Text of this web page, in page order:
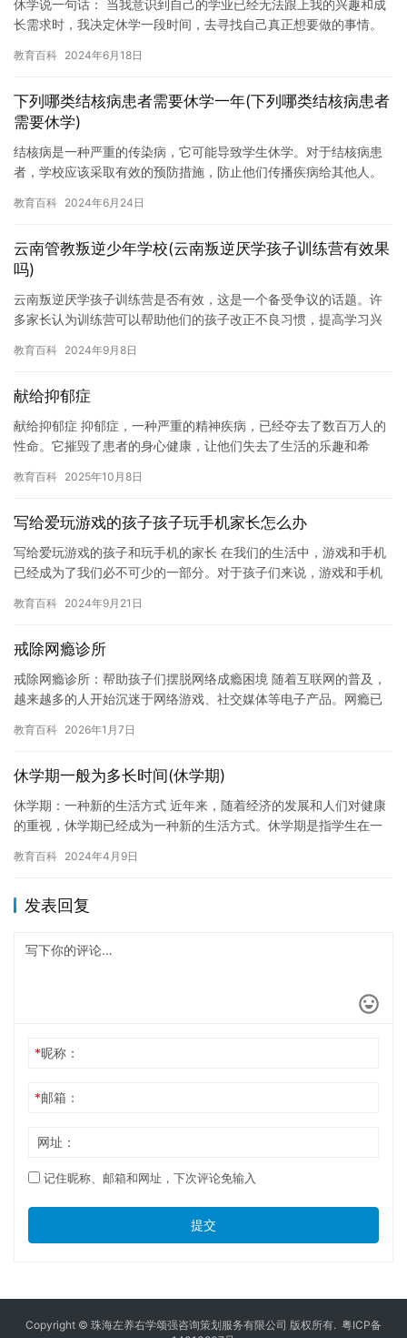
休学说一句话： 当我意识到自己的学业已经无法跟上我的兴趣和成
长需求时，我决定休学一段时间，去寻找自己真正想要做的事情。
来，…
教育百科 2024年6月18日
下列哪类结核病患者需要休学一年(下列哪类结核病患者
需要休学)
结核病是一种严重的传染病，它可能导致学生休学。对于结核病患
者，学校应该采取有效的预防措施，防止他们传播疾病给其他人。
自己…
教育百科 2024年6月24日
云南管教叛逆少年学校(云南叛逆厌学孩子训练营有效果
吗)
云南叛逆厌学孩子训练营是否有效，这是一个备受争议的话题。许
多家长认为训练营可以帮助他们的孩子改正不良习惯，提高学习兴
么，云…
教育百科 2024年9月8日
献给抑郁症
献给抑郁症 抑郁症，一种严重的精神疾病，已经夺去了数百万人的
性命。它摧毁了患者的身心健康，让他们失去了生活的乐趣和希
黑暗…
教育百科 2025年10月8日
写给爱玩游戏的孩子孩子玩手机家长怎么办
写给爱玩游戏的孩子和玩手机的家长 在我们的生活中，游戏和手机
已经成为了我们必不可少的一部分。对于孩子们来说，游戏和手机
于家…
教育百科 2024年9月21日
戒除网瘾诊所
戒除网瘾诊所：帮助孩子们摆脱网络成瘾困境 随着互联网的普及，
越来越多的人开始沉迷于网络游戏、社交媒体等电子产品。网瘾已
害。因…
教育百科 2026年1月7日
休学期一般为多长时间(休学期)
休学期：一种新的生活方式 近年来，随着经济的发展和人们对健康
的重视，休学期已经成为一种新的生活方式。休学期是指学生在一
接未…
教育百科 2024年4月9日
发表回复
*昵称：
*邮箱：
网址：
记住昵称、邮箱和网址，下次评论免输入
提交
Copyright © 珠海左养右学颂强咨询策划服务有限公司 版权所有. 粤ICP备